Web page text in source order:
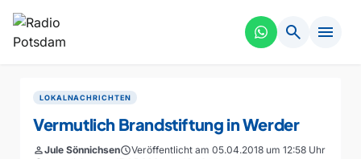
search menu
LOKALNACHRICHTEN
Vermutlich Brandstiftung in Werder
personJule SönnichsenscheduleVeröffentlicht am 05.04.2018 um 12:58 Uhr